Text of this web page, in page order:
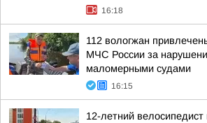
16:18
112 вологжан
МЧС России за
маломерными судами
16:15
12-летний